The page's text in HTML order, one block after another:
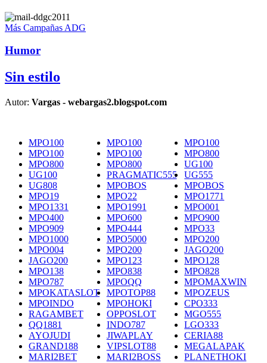
Más Campañas ADG
Humor
Sin estilo
Autor: Vargas - webargas2.blogspot.com
MPO100 MPO100
MPO100
MPO100
MPO100
MPO800
MPO800
MPO800
UG100
UG100
PRAGMATIC555
UG555
UG808
MPOBOS
MPOBOS
MPO19
MPO22
MPO1771
MPO1331
MPO1991
MPO001
MPO400
MPO600
MPO900
MPO909
MPO444
MPO33
MPO1000
MPO5000
MPO200
MPO004
MPO200
JAGO200
JAGO200
MPO123
MPO128
MPO138
MPO838
MPO828
MPO787
MPOQQ
MPOMAXWIN
MPOKATASLOT
MPOTOP88
MPOZEUS
MPOINDO
MPOHOKI
CPO333
RAGAMBET
OPPOSLOT
MGO555
QQ1881
INDO787
LGO333
AYOJUDI
JIWAPLAY
CERIA88
GRAND188
VIPSLOT88
MEGALAPAK
MARI2BET
MARI2BOSS
PLANETHOKI